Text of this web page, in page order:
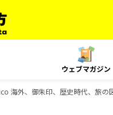
ウェブマガジン
海外、御朱印、歴史時代、旅の